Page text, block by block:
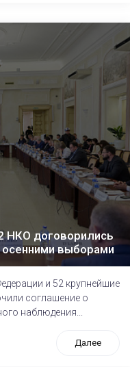
НКО договорились
выборами
и 52 крупнейшие
соглашение о
наблюдения...
Далее